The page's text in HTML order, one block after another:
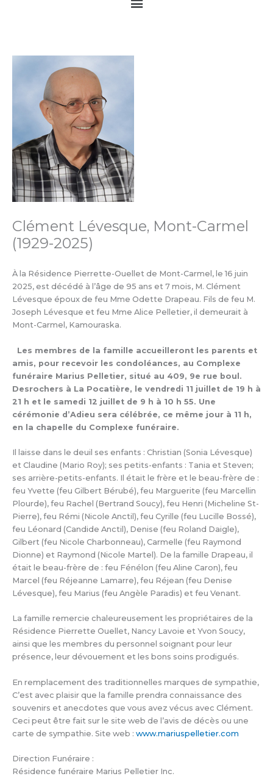
Clément Lévesque, Mont-Carmel
(1929-2025)
À la Résidence Pierrette-Ouellet de Mont-Carmel, le 16 juin
2025, est décédé à l’âge de 95 ans et 7 mois, M. Clément
Lévesque époux de feu Mme Odette Drapeau. Fils de feu M.
Joseph Lévesque et feu Mme Alice Pelletier, il demeurait à
Mont-Carmel, Kamouraska.
Les membres de la famille accueilleront les parents et
amis, pour recevoir les condoléances, au Complexe
funéraire Marius Pelletier, situé au 409, 9e rue boul.
Desrochers à La Pocatière, le vendredi 11 juillet de 19 h à
21 h et le samedi 12 juillet de 9 h à 10 h 55. Une
cérémonie d’Adieu sera célébrée, ce même jour à 11 h,
en la chapelle du Complexe funéraire.
Il laisse dans le deuil ses enfants : Christian (Sonia Lévesque)
et Claudine (Mario Roy); ses petits-enfants : Tania et Steven;
ses arrière-petits-enfants. Il était le frère et le beau-frère de :
feu Yvette (feu Gilbert Bérubé), feu Marguerite (feu Marcellin
Plourde), feu Rachel (Bertrand Soucy), feu Henri (Micheline St-
Pierre), feu Rémi (Nicole Anctil), feu Cyrille (feu Lucille Bossé),
feu Léonard (Candide Anctil), Denise (feu Roland Daigle),
Gilbert (feu Nicole Charbonneau), Carmelle (feu Raymond
Dionne) et Raymond (Nicole Martel). De la famille Drapeau, il
était le beau-frère de : feu Fénélon (feu Aline Caron), feu
Marcel (feu Réjeanne Lamarre), feu Réjean (feu Denise
Lévesque), feu Marius (feu Angèle Paradis) et feu Venant.
La famille remercie chaleureusement les propriétaires de la
Résidence Pierrette Ouellet, Nancy Lavoie et Yvon Soucy,
ainsi que les membres du personnel soignant pour leur
présence, leur dévouement et les bons soins prodigués.
En remplacement des traditionnelles marques de sympathie,
C’est avec plaisir que la famille prendra connaissance des
souvenirs et anecdotes que vous avez vécus avec Clément.
Ceci peut être fait sur le site web de l’avis de décès ou une
carte de sympathie. Site web : www.mariuspelletier.com
Direction Funéraire :
Résidence funéraire Marius Pelletier Inc.